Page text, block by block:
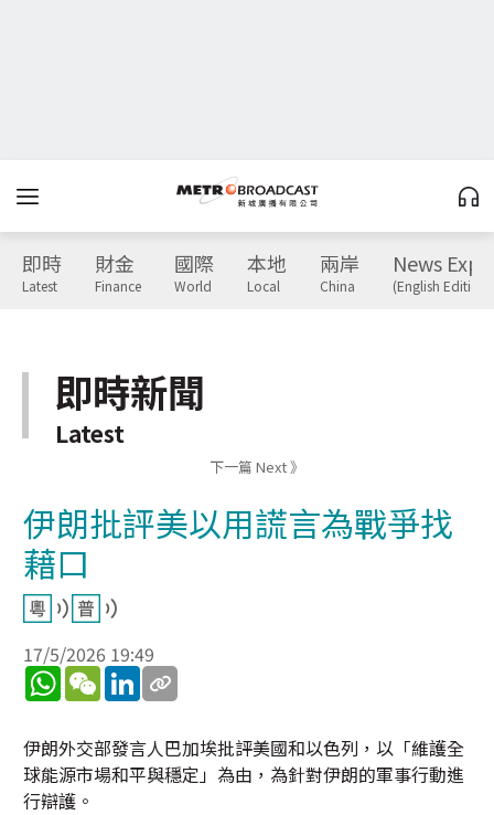
即時
Latest
財金
Finance
國際
World
本地
Local
兩岸
China
News
(English Edition)
即時新聞
Latest
下一篇 Next 》
伊朗批評美以用謊言為戰爭找
藉口
17/5/2026 19:49
WhatsApp
WeChatLinkedIn
伊朗外交部發言人巴加埃批評美國和以色列，以「維護全
球能源市場和平與穩定」為由，為針對伊朗的軍事行動進
行辯護。